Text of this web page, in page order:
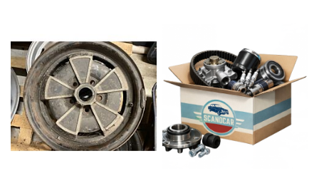
LISTE
D’ENVIE
LISTE
D’ENVIE